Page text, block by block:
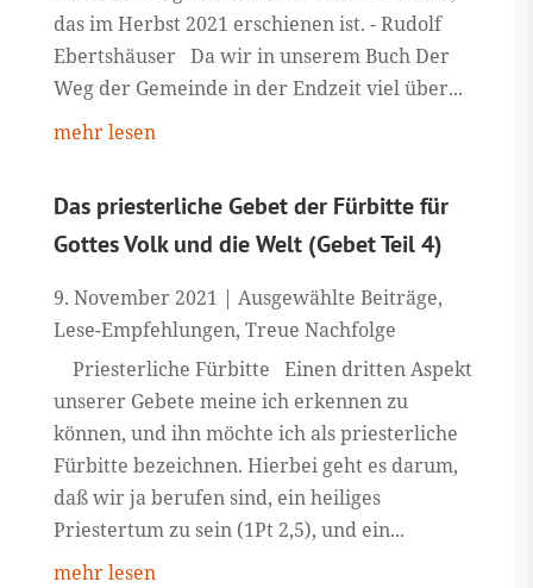
das im Herbst 2021 erschienen ist. - Rudolf
Ebertshäuser Da wir in unserem Buch Der
Weg der Gemeinde in der Endzeit viel über...
mehr lesen
Das priesterliche Gebet der Fürbitte für
Gottes Volk und die Welt (Gebet Teil 4)
9. November 2021 | Ausgewählte Beiträge,
Lese-Empfehlungen, Treue Nachfolge
Priesterliche Fürbitte Einen dritten Aspekt
unserer Gebete meine ich erkennen zu
können, und ihn möchte ich als priesterliche
Fürbitte bezeichnen. Hierbei geht es darum,
daß wir ja berufen sind, ein heiliges
Priestertum zu sein (1Pt 2,5), und ein...
mehr lesen